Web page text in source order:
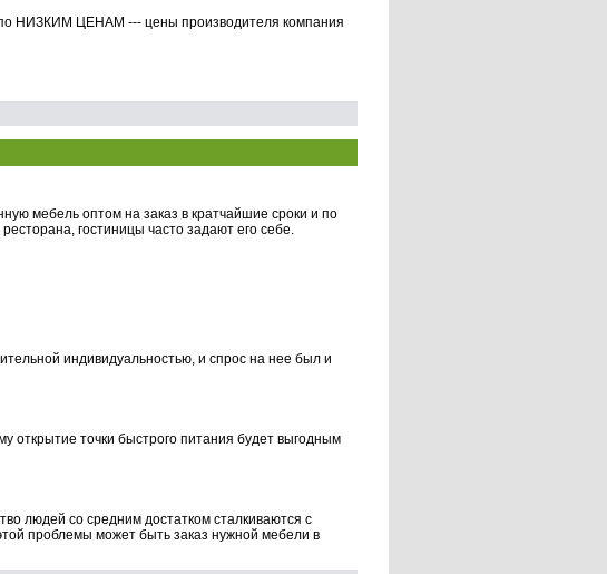
НИЗКИМ ЦЕНАМ --- цены производителя компания
мебель оптом на заказ в кратчайшие сроки и по
гостиницы часто задают его себе.
индивидуальностью, и спрос на нее был и
открытие точки быстрого питания будет выгодным
людей со средним достатком сталкиваются с
проблемы может быть заказ нужной мебели в